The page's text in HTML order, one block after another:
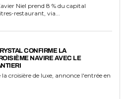
Niel prend 8 % du capital
restaurant, via...
CONFIRME LA
NAVIRE AVEC LE
croisière de luxe, annonce l'entrée en